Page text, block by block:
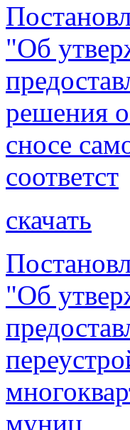
"Об
решения
сносе
соответст
скачать
"Об
муниц